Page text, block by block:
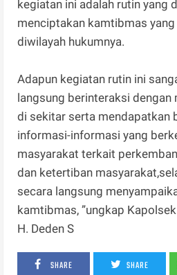
kegiatan ini adalah rutin yang
menciptakan kamtibmas
diwilayah hukumnya.
Adapun kegiatan rutin ini
langsung berinteraksi dengan
di sekitar serta mendapatkan
informasi-informasi yang
masyarakat terkait
dan ketertiban
secara langsung
kamtibmas, ”ungkap
H. Deden S
SHARE SHARE